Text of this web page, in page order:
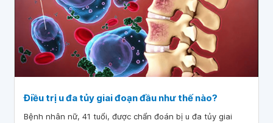
Điều trị u đa tủy giai đoạn đầu như thế nào?
Bệnh nhân nữ, 41 tuổi, được chẩn đoán bị u đa tủy giai